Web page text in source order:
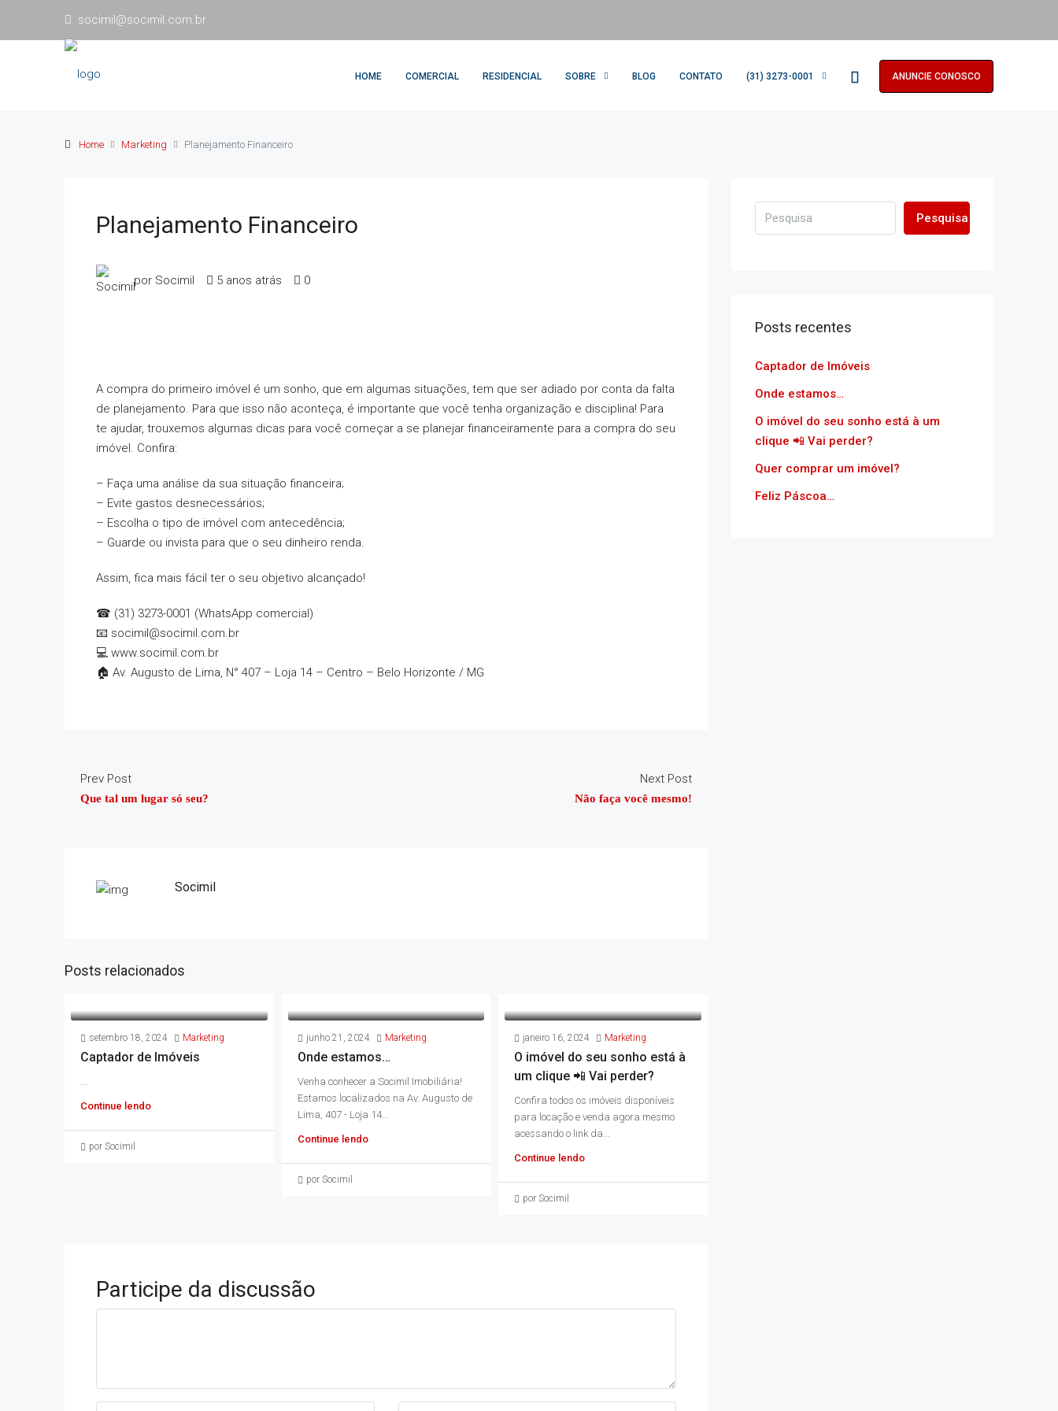
socimil@socimil.com.br
HOME COMERCIAL RESIDENCIAL SOBRE BLOG CONTATO (31) 3273-0001 ANUNCIE CONOSCO
Home Marketing Planejamento Financeiro
Planejamento Financeiro
por Socimil 5 anos atrás 0
A compra do primeiro imóvel é um sonho, que em algumas situações, tem que ser adiado por conta da falta
de planejamento. Para que isso não aconteça, é importante que você tenha organização e disciplina! Para
te ajudar, trouxemos algumas dicas para você começar a se planejar financeiramente para a compra do seu
imóvel. Confira:
– Faça uma análise da sua situação financeira;
– Evite gastos desnecessários;
– Escolha o tipo de imóvel com antecedência;
– Guarde ou invista para que o seu dinheiro renda.
Assim, fica mais fácil ter o seu objetivo alcançado!
☎ (31) 3273-0001 (WhatsApp comercial)
📧 socimil@socimil.com.br
💻 www.socimil.com.br
🏠 Av. Augusto de Lima, N° 407 – Loja 14 – Centro – Belo Horizonte / MG
Prev Post
Que tal um lugar só seu?
Next Post
Não faça você mesmo!
Socimil
Posts relacionados
setembro 18, 2024 Marketing
Captador de Imóveis
...
Continue lendo
por Socimil
junho 21, 2024 Marketing
Onde estamos…
Venha conhecer a Socimil Imobiliária!
Estamos localizados na Av. Augusto de
Lima, 407 - Loja 14...
Continue lendo
por Socimil
janeiro 16, 2024 Marketing
O imóvel do seu sonho está à
um clique 📲 Vai perder?
Confira todos os imóveis disponíveis
para locação e venda agora mesmo
acessando o link da...
Continue lendo
por Socimil
Participe da discussão
Pesquisa
Posts recentes
Captador de Imóveis
Onde estamos…
O imóvel do seu sonho está à um
clique 📲 Vai perder?
Quer comprar um imóvel?
Feliz Páscoa…